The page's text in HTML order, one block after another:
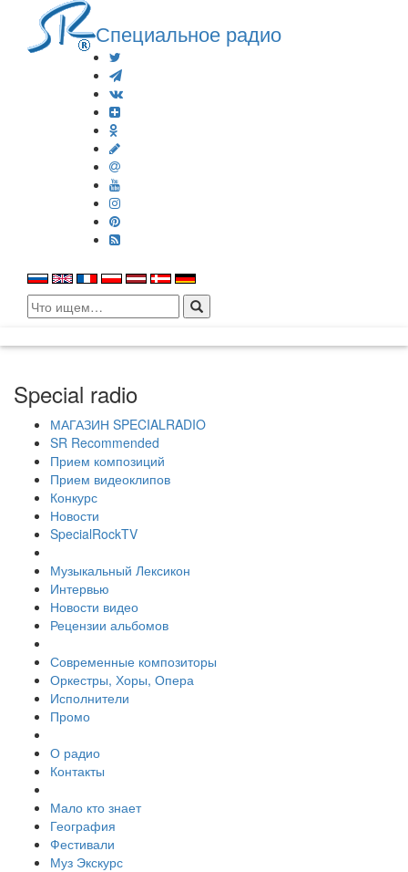
Специальное радио
Search
for:
Special radio
МАГАЗИН SPECIALRADIO
SR Recommended
Прием композиций
Прием видеоклипов
Конкурс
Новости
SpecialRockTV
Музыкальный Лексикон
Интервью
Новости видео
Рецензии альбомов
Современные композиторы
Оркестры, Хоры, Опера
Исполнители
Промо
О радио
Контакты
Мало кто знает
География
Фестивали
Муз Экскурс